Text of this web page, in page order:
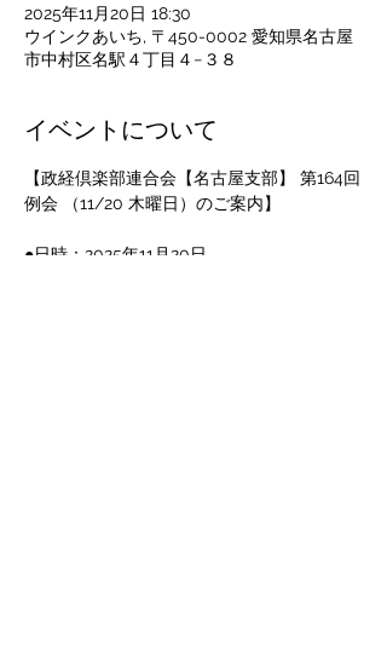
2025年11月20日 18:30
ウインクあいち, 〒450-0002 愛知県名古屋
市中村区名駅４丁目４−３８
イベントについて
【政経倶楽部連合会【名古屋支部】 第164回
例会 （11/20 木曜日）のご案内】
●日時：2025年11月20日